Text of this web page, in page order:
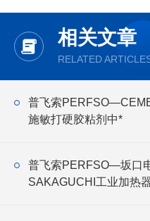
相关文章
RELATED
普飞索
施敏打硬胶粘剂中*
普飞索PERFSO—坂口
SAKAGUCHI工业加热